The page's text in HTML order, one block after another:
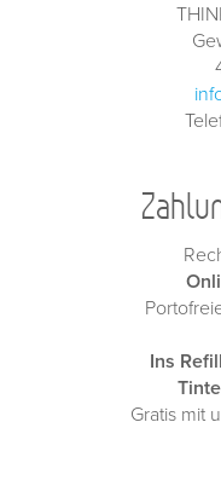
Ins
Gratis mit